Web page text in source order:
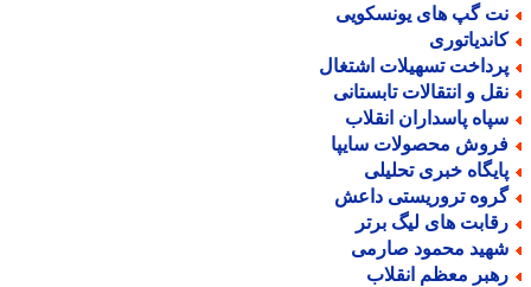
گپ های یونسکویی
تسهیلات اشتغال
و انتقالات تابستانی
پاسداران انقلاب
محصولات سایپا
خبری تحلیلی
تروریستی داعش
های لیگ برتر
محمود صارمی
معظم انقلاب